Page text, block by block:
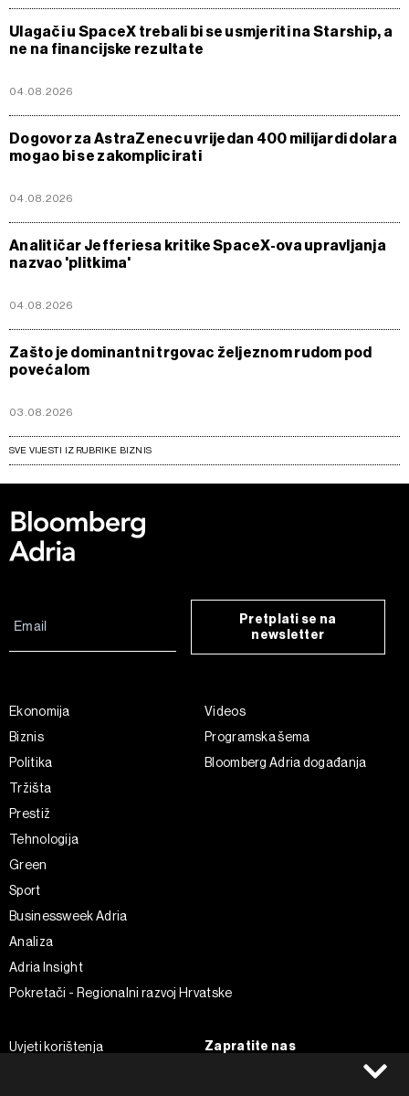
Ulagači u SpaceX trebali bi se usmjeriti na Starship, a
ne na financijske rezultate
04.08.2026
Dogovor za AstraZenecu vrijedan 400 milijardi dolara
mogao bi se zakomplicirati
04.08.2026
Analitičar Jefferiesa kritike SpaceX-ova upravljanja
nazvao 'plitkima'
04.08.2026
Zašto je dominantni trgovac željeznom rudom pod
povećalom
03.08.2026
SVE VIJESTI IZ RUBRIKE BIZNIS
Pretplati se na
newsletter
Ekonomija
Biznis
Politika
Tržišta
Prestiž
Tehnologija
Green
Sport
Businessweek Adria
Analiza
Adria Insight
Pokretači - Regionalni razvoj Hrvatske
Videos
Programska šema
Bloomberg Adria događanja
Uvjeti korištenja
Zapratite nas